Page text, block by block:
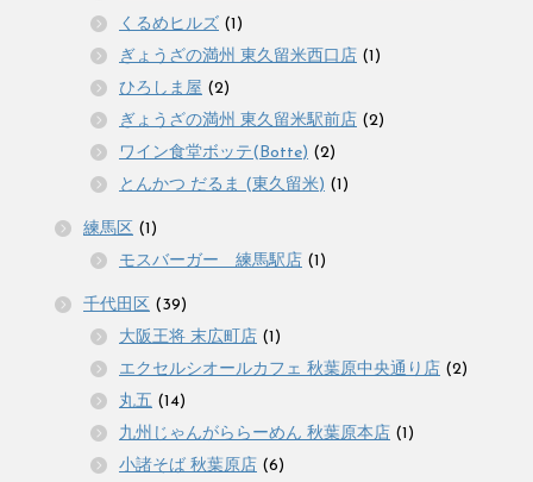
くるめヒルズ (1)
ぎょうざの満州 東久留米西口店 (1)
ひろしま屋 (2)
ぎょうざの満州 東久留米駅前店 (2)
ワイン食堂ボッテ(Botte) (2)
とんかつ だるま (東久留米) (1)
練馬区 (1)
モスバーガー 練馬駅店 (1)
千代田区 (39)
大阪王将 末広町店 (1)
エクセルシオールカフェ 秋葉原中央通り店 (2)
丸五 (14)
九州じゃんがららーめん 秋葉原本店 (1)
小諸そば 秋葉原店 (6)